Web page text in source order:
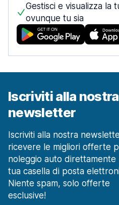
Gestisci e visualizza la
ovunque tu sia
Iscriviti alla nostra
newsletter
Iscriviti alla nostra
ricevere le migliori offerte
noleggio auto direttamente
tua casella di posta
Niente spam, solo offerte
esclusive!